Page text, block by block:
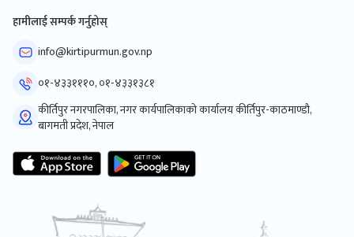
हामीलाई सम्पर्क गर्नुहोस्
info@kirtipurmun.gov.np
०१-४३३१११०, ०१-४३३१३८१
कीर्तिपुर नगरपालिका, नगर कार्यपालिकाको कार्यालय कीर्तिपुर-काठमाण्डौ,
बागमती प्रदेश, नेपाल